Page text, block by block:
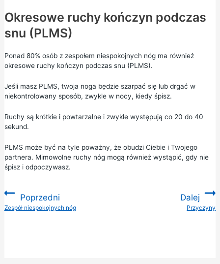
Okresowe ruchy kończyn podczas
snu (PLMS)
Ponad 80% osób z zespołem niespokojnych nóg ma również
okresowe ruchy kończyn podczas snu (PLMS).
Jeśli masz PLMS, twoja noga będzie szarpać się lub drgać w
niekontrolowany sposób, zwykle w nocy, kiedy śpisz.
Ruchy są krótkie i powtarzalne i zwykle występują co 20 do 40
sekund.
PLMS może być na tyle poważny, że obudzi Ciebie i Twojego
partnera. Mimowolne ruchy nóg mogą również wystąpić, gdy nie
śpisz i odpoczywasz.
Poprzedni
:Zespół niespokojnych nóg
Dalej
Przyczyny